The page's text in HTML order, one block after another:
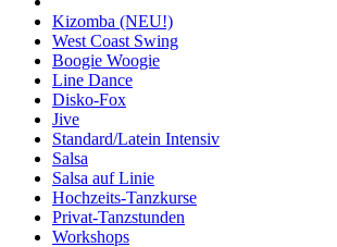
Kizomba (NEU!)
West Coast Swing
Boogie Woogie
Line Dance
Disko-Fox
Jive
Standard/Latein Intensiv
Salsa
Salsa auf Linie
Hochzeits-Tanzkurse
Privat-Tanzstunden
Workshops